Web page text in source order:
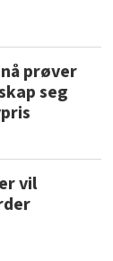
prøver
seg
vil